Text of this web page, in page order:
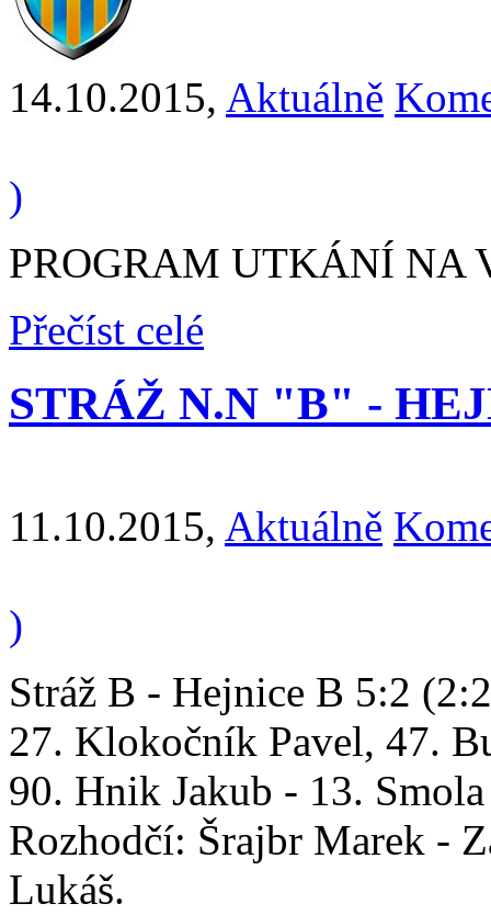
14.10.2015, Aktuálně
)
PROGRAM UTKÁNÍ NA
Přečíst celé
STRÁŽ N.N "B" -
11.10.2015, Aktuálně
)
Stráž B - Hejnice B 5:2
27. Klokočník Pavel, 47.
90. Hnik Jakub - 13.
Rozhodčí: Šrajbr Marek -
Lukáš.